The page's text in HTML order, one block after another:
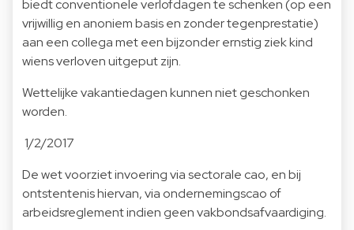
biedt conventionele verlofdagen te schenken (op een
vrijwillig en anoniem basis en zonder tegenprestatie)
aan een collega met een bijzonder ernstig ziek kind
wiens verloven uitgeput zijn.
Wettelijke vakantiedagen kunnen niet geschonken
worden.
1/2/2017
De wet voorziet invoering via sectorale cao, en bij
ontstentenis hiervan, via ondernemingscao of
arbeidsreglement indien geen vakbondsafvaardiging.